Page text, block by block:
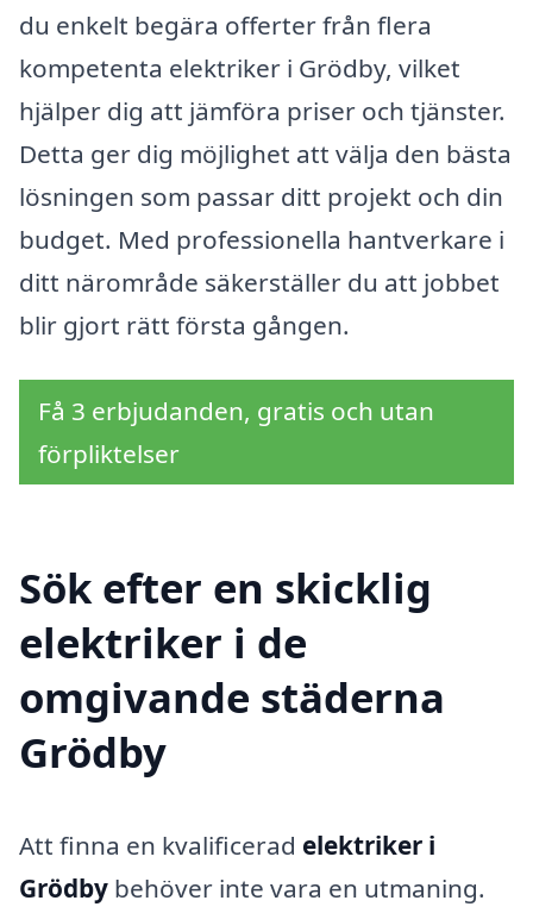
du enkelt begära offerter från flera
kompetenta elektriker i Grödby, vilket
hjälper dig att jämföra priser och tjänster.
Detta ger dig möjlighet att välja den bästa
lösningen som passar ditt projekt och din
budget. Med professionella hantverkare i
ditt närområde säkerställer du att jobbet
blir gjort rätt första gången.
Få 3 erbjudanden, gratis och utan
förpliktelser
Sök efter en skicklig
elektriker i de
omgivande städerna
Grödby
Att finna en kvalificerad elektriker i
Grödby behöver inte vara en utmaning.